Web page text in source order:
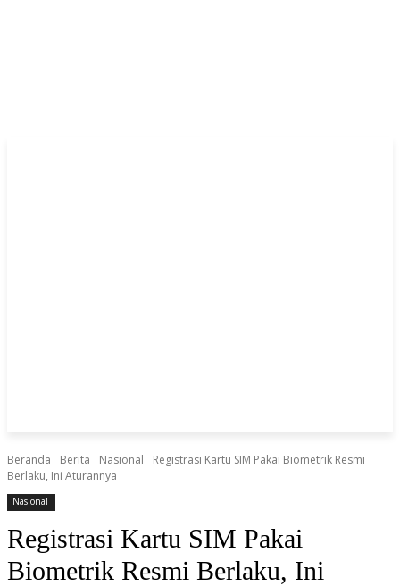
Beranda Berita Nasional
Registrasi Kartu SIM Pakai Biometrik Resmi
Berlaku, Ini Aturannya
Nasional
Registrasi Kartu SIM Pakai
Biometrik Resmi Berlaku, Ini